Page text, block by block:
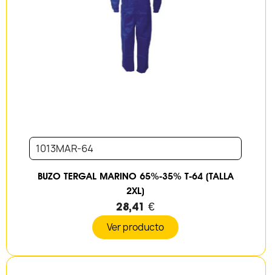
1013MAR-64
BUZO TERGAL MARINO 65%-35% T-64 (TALLA
2XL)
28,41 €
Ver producto